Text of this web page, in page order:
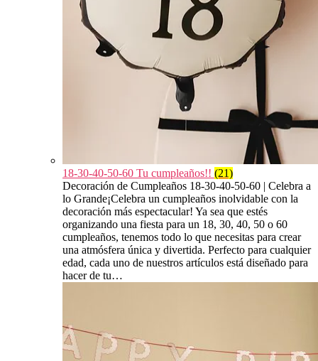
18-30-40-50-60 Tu cumpleaños!! (21)
Decoración de Cumpleaños 18-30-40-50-60 | Celebra a
lo Grande¡Celebra un cumpleaños inolvidable con la
decoración más espectacular! Ya sea que estés
organizando una fiesta para un 18, 30, 40, 50 o 60
cumpleaños, tenemos todo lo que necesitas para crear
una atmósfera única y divertida. Perfecto para cualquier
edad, cada uno de nuestros artículos está diseñado para
hacer de tu…